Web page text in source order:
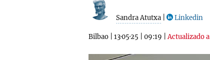
Sandra Atutxa Linkedin
Bilbao 13·05·25 09:19 |Actualizado